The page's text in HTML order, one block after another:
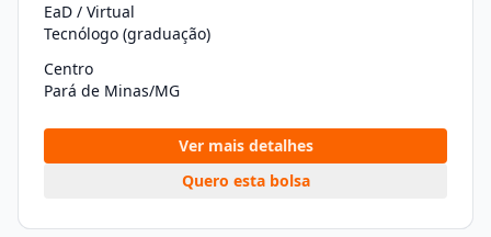
EaD / Virtual
Tecnólogo (graduação)
Centro
Pará de Minas/MG
Ver mais detalhes
Quero esta bolsa